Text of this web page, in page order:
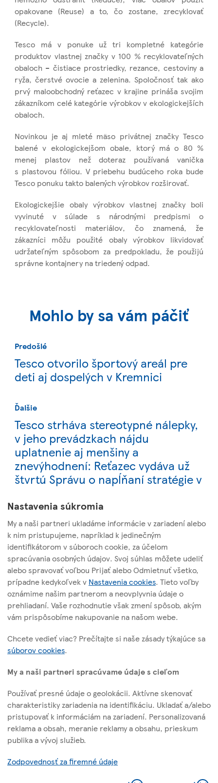
opakovane (Reuse) a to, čo zostane, zrecyklovať
(Recycle).
Tesco má v ponuke už tri kompletné kategórie
produktov vlastnej značky v 100 % recyklovateľných
obaloch – čistiace prostriedky, rezance, cestoviny a
ryža, čerstvé ovocie a zelenina. Spoločnosť tak ako
prvý maloobchodný reťazec v krajine prináša svojim
zákazníkom celé kategórie výrobkov v ekologickejších
obaloch.
Novinkou je aj mleté mäso privátnej značky Tesco
balené v ekologickejšom obale, ktorý má o 80 %
menej plastov než doteraz používaná vanička
s plastovou fóliou. V priebehu budúceho roka bude
Tesco ponuku takto balených výrobkov rozširovať.
Ekologickejšie obaly výrobkov vlastnej značky boli
vyvinuté v súlade s národnými predpismi o
recyklovateľnosti materiálov, čo znamená, že
zákazníci môžu použité obaly výrobkov likvidovať
udržateľným spôsobom za predpokladu, že použijú
správne kontajnery na triedený odpad.
Mohlo by sa vám páčiť
Predošlé
Tesco otvorilo športový areál pre
deti aj dospelých v Kremnici
Ďalšie
Tesco strháva stereotypné nálepky,
v jeho prevádzkach nájdu
uplatnenie aj menšiny a
znevýhodnení: Reťazec vydáva už
štvrtú Správu o napĺňaní stratégie v
TESCO STORES SR, a. s.
Cesta na Senec 2
821 04 Bratislava
Užitočné linky
Sledujte nás
n
f
c
y
o
u
Identifikačné číslo: 31321828
Nastavenia súkromia
My a naši partneri ukladáme informácie v zariadení alebo
k nim pristupujeme, napríklad k jedinečným
identifikátorom v súboroch cookie, za účelom
spracúvania osobných údajov. Svoj súhlas môžete udeliť
alebo spravovať voľbou Prijať alebo Odmietnuť všetko,
prípadne kedykoľvek v Nastavenia cookies. Tieto voľby
oznámime našim partnerom a neovplyvnia údaje o
prehliadaní. Vaše rozhodnutie však zmení spôsob, akým
vám prispôsobíme nakupovanie na našom webe.
Chcete vedieť viac? Prečítajte si naše zásady týkajúce sa
súborov cookies.
My a naši partneri spracúvame údaje s cieľom
Používať presné údaje o geolokácii. Aktívne skenovať
charakteristiky zariadenia na identifikáciu. Ukladať a/alebo
pristupovať k informáciám na zariadení. Personalizovaná
reklama a obsah, meranie reklamy a obsahu, prieskum
publika a vývoj služieb.
Zodpovednosť za firemné údaje